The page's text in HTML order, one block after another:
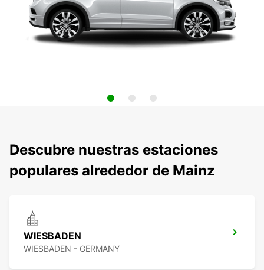
Descubre nuestras estaciones
populares alrededor de Mainz
WIESBADEN
WIESBADEN - GERMANY